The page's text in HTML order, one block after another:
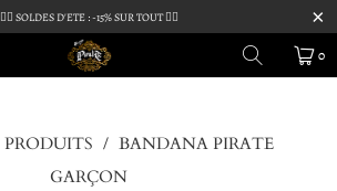
🏴‍☠️ SOLDES D'ETE : -15% SUR TOUT 🏴‍☠️
0
PRODUITS / BANDANA PIRATE
GARÇON